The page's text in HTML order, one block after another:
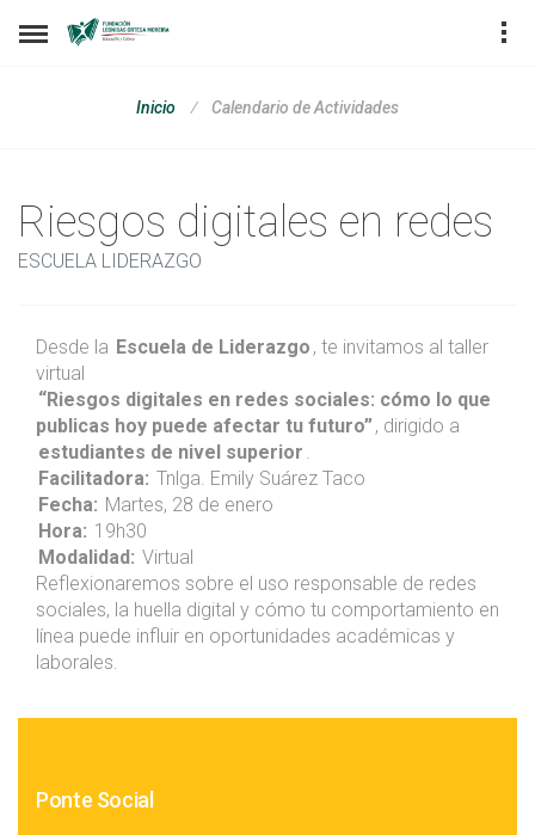
Inicio Calendario de Actividades
Riesgos digitales en redes
ESCUELA LIDERAZGO
Desde la Escuela de Liderazgo , te invitamos al taller
virtual
“Riesgos digitales en redes sociales: cómo lo que
publicas hoy puede afectar tu futuro”, dirigido a
estudiantes de nivel superior .
Facilitadora: Tnlga. Emily Suárez Taco
Fecha: Martes, 28 de enero
Hora: 19h30
Modalidad: Virtual
Reflexionaremos sobre el uso responsable de redes
sociales, la huella digital y cómo tu comportamiento en
línea puede influir en oportunidades académicas y
laborales.
Ponte Social